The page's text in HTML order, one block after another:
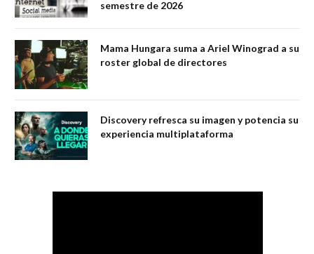
semestre de 2026
Mama Hungara suma a Ariel Winograd a su
roster global de directores
Discovery refresca su imagen y potencia su
experiencia multiplataforma